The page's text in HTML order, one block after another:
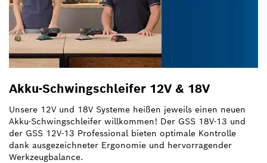
Akku-Schwingschleifer 12V & 18V
Unsere 12V und 18V Systeme heißen jeweils einen neuen
Akku-Schwingschleifer willkommen! Der GSS 18V-13 und
der GSS 12V-13 Professional bieten optimale Kontrolle
dank ausgezeichneter Ergonomie und hervorragender
Werkzeugbalance.